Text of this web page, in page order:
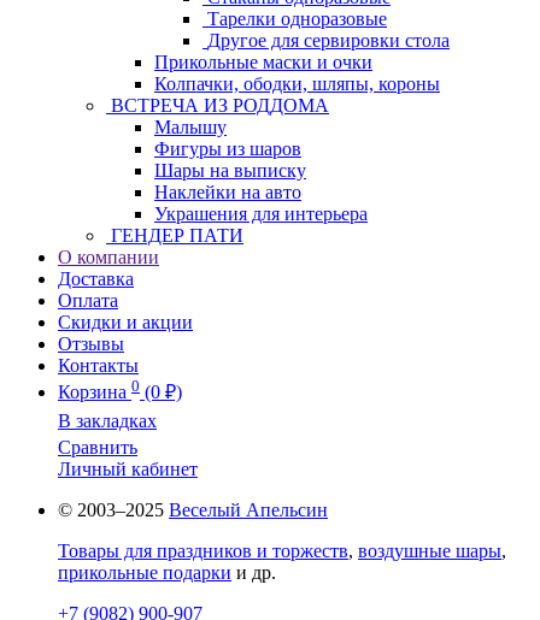
Тарелки одноразовые
Другое для сервировки стола
Прикольные маски и очки
Колпачки, ободки, шляпы, короны
ВСТРЕЧА ИЗ РОДДОМА
Малышу
Фигуры из шаров
Шары на выписку
Наклейки на авто
Украшения для интерьера
ГЕНДЕР ПАТИ
О компании
Доставка
Оплата
Скидки и акции
Отзывы
Контакты
Корзина 0 (0 ₽)
В закладках
Сравнить
Личный кабинет
© 2003–2025 Веселый Апельсин
Товары для праздников и торжеств, воздушные шары,
прикольные подарки и др.
+7 (9082) 900-907